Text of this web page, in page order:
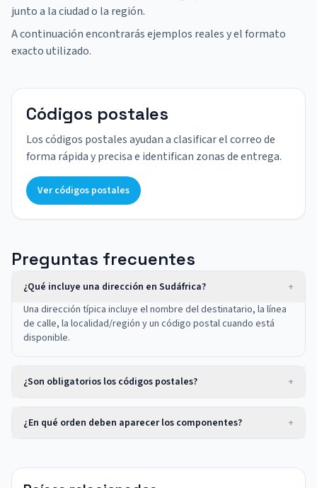
junto a la ciudad o la región.
A continuación encontrarás ejemplos reales y el formato
exacto utilizado.
Códigos postales
Los códigos postales ayudan a clasificar el correo de
forma rápida y precisa e identifican zonas de entrega.
Ver códigos postales
Preguntas frecuentes
¿Qué incluye una dirección en Sudáfrica?
+
Una dirección típica incluye el nombre del destinatario, la línea
de calle, la localidad/región y un código postal cuando está
disponible.
¿Son obligatorios los códigos postales? +
¿En qué orden deben aparecer los componentes? +